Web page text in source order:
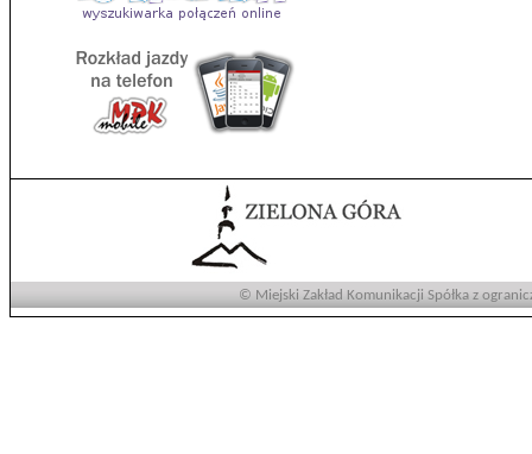
© Miejski Zakład Komunikacji Spółka z